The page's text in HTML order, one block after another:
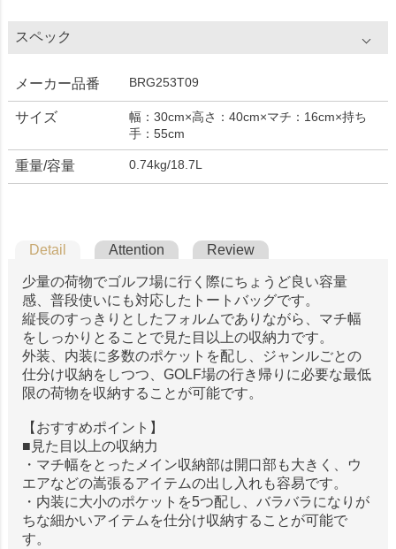
スペック
メーカー品番 BRG253T09
サイズ
幅：30cm×高さ：40cm×マチ：16cm×持ち
手：55cm
重量/容量 0.74kg/18.7L
Detail Attention Review
少量の荷物でゴルフ場に行く際にちょうど良い容量
感、普段使いにも対応したトートバッグです。
縦長のすっきりとしたフォルムでありながら、マチ幅
をしっかりとることで見た目以上の収納力です。
外装、内装に多数のポケットを配し、ジャンルごとの
仕分け収納をしつつ、GOLF場の行き帰りに必要な最低
限の荷物を収納することが可能です。
【おすすめポイント】
■見た目以上の収納力
・マチ幅をとったメイン収納部は開口部も大きく、ウ
エアなどの嵩張るアイテムの出し入れも容易です。
・内装に大小のポケットを5つ配し、バラバラになりが
ちな細かいアイテムを仕分け収納することが可能で
す。